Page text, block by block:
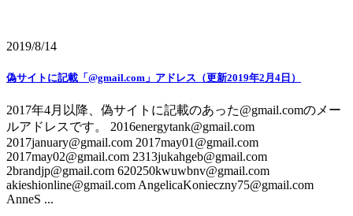
2019/8/14
偽サイトに記載「@gmail.com」アドレス（更新2019年2月4日）
2017年4月以降、偽サイトに記載のあった@gmail.comのメー
ルアドレスです。 2016energytank@gmail.com
2017january@gmail.com 2017may01@gmail.com
2017may02@gmail.com 2313jukahgeb@gmail.com
2brandjp@gmail.com 620250kwuwbnv@gmail.com
akieshionline@gmail.com AngelicaKonieczny75@gmail.com
AnneS ...